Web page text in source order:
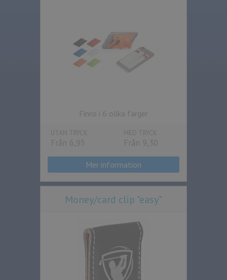
Finns i 6 olika färger
UTAN TRYCK
Från 6,95
MED TRYCK
Från 9,30
Mer information
Money/card clip "easy"